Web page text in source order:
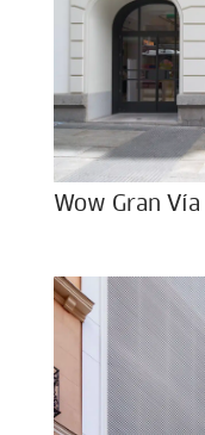
Wow Gran Vía